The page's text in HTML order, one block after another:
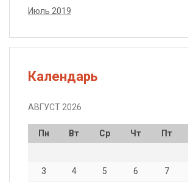
Июль 2019
Календарь
АВГУСТ 2026
Пн Вт Ср Чт Пт
3
4 5 6 7